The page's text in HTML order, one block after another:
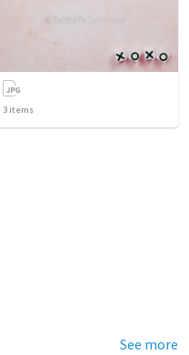
3 items
See more